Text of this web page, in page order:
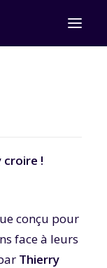
croire !
conçu pour
face à leurs
Thierry